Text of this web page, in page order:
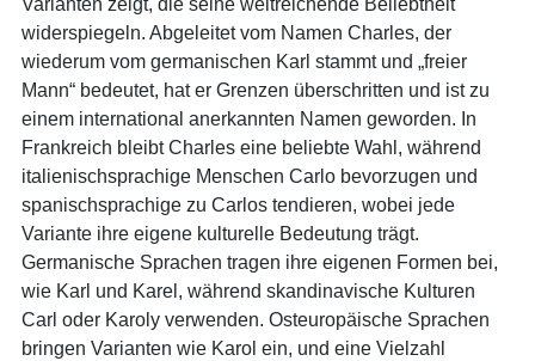
widerspiegeln. Abgeleitet vom Namen Charles, der
wiederum vom germanischen Karl stammt und „freier
Mann“ bedeutet, hat er Grenzen überschritten und ist zu
einem international anerkannten Namen geworden. In
Frankreich bleibt Charles eine beliebte Wahl, während
italienischsprachige Menschen Carlo bevorzugen und
spanischsprachige zu Carlos tendieren, wobei jede
Variante ihre eigene kulturelle Bedeutung trägt.
Germanische Sprachen tragen ihre eigenen Formen bei,
wie Karl und Karel, während skandinavische Kulturen
Carl oder Karoly verwenden. Osteuropäische Sprachen
bringen Varianten wie Karol ein, und eine Vielzahl